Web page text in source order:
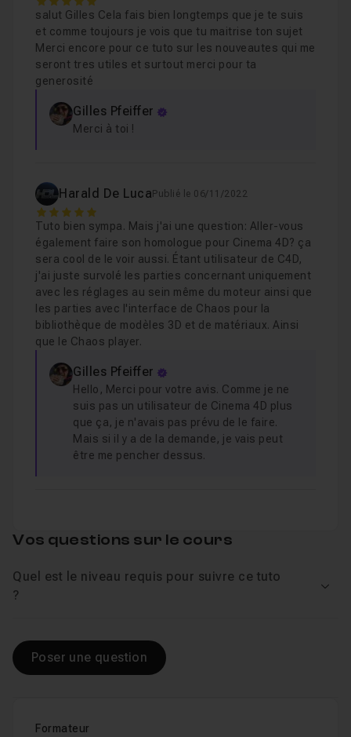
salut Gilles Cela fais bien longtemps que je te suis
et comme toujours je vois que tu maitrise ton sujet
Merci encore pour ce tuto sur les nouveautes qui me
seront tres utiles et surtout merci pour ta
generosité
Gilles Pfeiffer
Merci à toi !
Harald De Luca Publié le 06/11/2022
5
Tuto bien sympa. Mais j'ai une question: Aller-vous
également faire son homologue pour Cinema 4D? ça
sera cool de le voir aussi. Étant utilisateur de C4D,
j'ai juste survolé les parties concernant uniquement
avec les réglages au sein même du moteur ainsi que
les parties avec l'interface de Chaos pour la
bibliothèque de modèles 3D et de matériaux. Ainsi
que le Chaos player.
Gilles Pfeiffer
Hello, Merci pour votre avis. Comme je ne
suis pas un utilisateur de Cinema 4D plus
que ça, je n'avais pas prévu de le faire.
Mais si il y a de la demande, je vais peut
être me pencher dessus.
Formateur
Vos questions sur le cours
Quel est le niveau requis pour suivre ce tuto
?
Poser une question